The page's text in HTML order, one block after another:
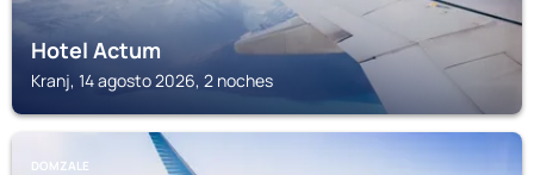
Hotel Actum
Kranj, 14 agosto 2026, 2 noches
DOMZALE